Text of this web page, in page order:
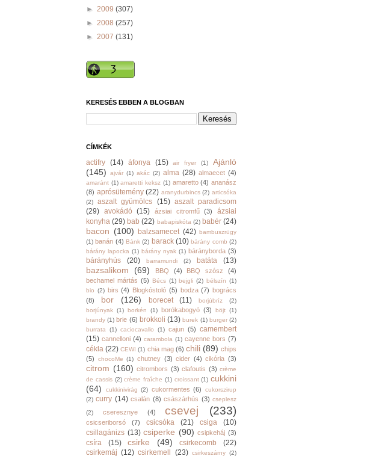
► 2009 (307)
► 2008 (257)
► 2007 (131)
KERESÉS EBBEN A BLOGBAN
CÍMKÉK
actifry (14) áfonya (15) air fryer (1)
Ajánló
(145)
ajvár (1) akác (2) alma (28) almaecet (4)
amaránt (1) amaretti keksz (1) amaretto (4) ananász
(8) aprósütemény (22) aranydurbincs (2) articsóka
(2)
aszalt gyümölcs (15) aszalt paradicsom
(29) avokádó (15) ázsiai citromfű (3)
ázsiai
konyha (29) bab (22) babapiskóta (2) babér (24)
bacon (100) balzsamecet (42) bambuszrügy
(1) banán (4) Bánk (2) barack (10) bárány comb (2)
bárány lapocka (1) bárány nyak (1) bárányborda (3)
bárányhús (20) barramundi (2) batáta (13)
bazsalikom (69) BBQ (4) BBQ szósz
(4)
bechamel mártás (5) Bécs (1) bejgli (2) bélszín (1)
bio (2) birs (4) Blogkóstoló (5) bodza (7) bogrács
(8)
bor (126) borecet (11) borjúbríz
(2)
borjúnyak (1) borkén (1) borókabogyó (3) böjt (1)
brandy (1) brie (6) brokkoli (13) burek (1) burger (2)
burrata
(1) caciocavallo (1) cajun (5) camembert
(15) cannelloni (4) carambola (1) cayenne bors (7)
cékla (22) CEWI (1) chia mag (6) chili (89) chips
(5)
chocoMe (1) chutney (3) cider (4) cikória (3)
citrom (160) citrombors (3) clafoutis (3) crème
de cassis (2) crème fraîche (1) croissant (1) cukkini
(64)
cukkinivirág (2) cukormentes (6)
cukorszirup
(2) curry (14) csalán (8) császárhús (3) cseplesz
(2)
cseresznye (4) csevej (233)
csicseriborsó (7) csicsóka (21) csiga
(10)
csillagánizs (13) csiperke (90) csipkeháj (3)
csíra (15) csirke (49) csirkecomb
(22)
csirkemáj (12) csirkemell (23) csirkeszárny (2)